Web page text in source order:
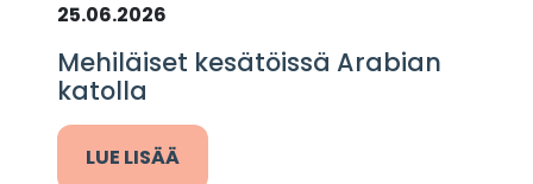
25.06.2026
Mehiläiset kesätöissä Arabian
katolla
LUE LISÄÄ